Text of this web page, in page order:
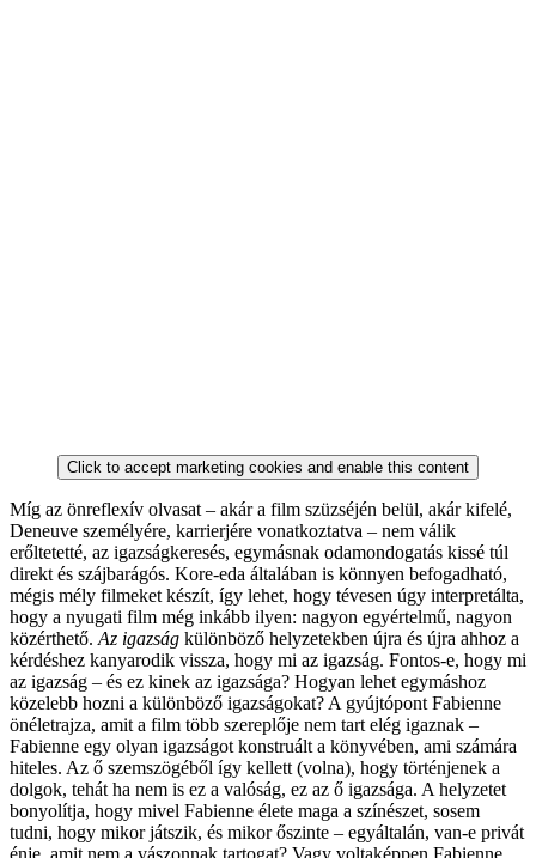
Click to accept marketing cookies and enable this content
Míg az önreflexív olvasat – akár a film szüzséjén belül, akár kifelé,
Deneuve személyére, karrierjére vonatkoztatva – nem válik
erőltetetté, az igazságkeresés, egymásnak odamondogatás kissé túl
direkt és szájbarágós. Kore-eda általában is könnyen befogadható,
mégis mély filmeket készít, így lehet, hogy tévesen úgy interpretálta,
hogy a nyugati film még inkább ilyen: nagyon egyértelmű, nagyon
közérthető. Az igazság különböző helyzetekben újra és újra ahhoz a
kérdéshez kanyarodik vissza, hogy mi az igazság. Fontos-e, hogy mi
az igazság – és ez kinek az igazsága? Hogyan lehet egymáshoz
közelebb hozni a különböző igazságokat? A gyújtópont Fabienne
önéletrajza, amit a film több szereplője nem tart elég igaznak –
Fabienne egy olyan igazságot konstruált a könyvében, ami számára
hiteles. Az ő szemszögéből így kellett (volna), hogy történjenek a
dolgok, tehát ha nem is ez a valóság, ez az ő igazsága. A helyzetet
bonyolítja, hogy mivel Fabienne élete maga a színészet, sosem
tudni, hogy mikor játszik, és mikor őszinte – egyáltalán, van-e privát
énje, amit nem a vászonnak tartogat? Vagy voltaképpen Fabienne